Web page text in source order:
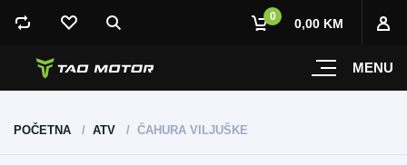
MENU
0 0,00 KM
POČETNA ATV ČAHURA VILJUŠKE